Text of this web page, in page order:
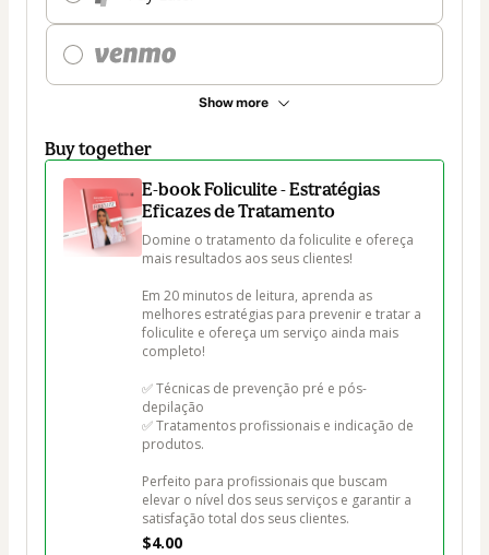
Show more
Buy together
E-book Foliculite - Estratégias
Eficazes de Tratamento
Domine o tratamento da foliculite e ofereça
mais resultados aos seus clientes!
Em 20 minutos de leitura, aprenda as
melhores estratégias para prevenir e tratar a
foliculite e ofereça um serviço ainda mais
completo!
✅ Técnicas de prevenção pré e pós-
depilação
✅ Tratamentos profissionais e indicação de
produtos.
Perfeito para profissionais que buscam
elevar o nível dos seus serviços e garantir a
satisfação total dos seus clientes.
$4.00